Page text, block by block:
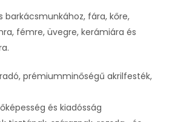
barkácsmunkához, fára, kőre,
fémre, üvegre, kerámiára és
prémiumminőségű akrilfesték,
és kiadósság